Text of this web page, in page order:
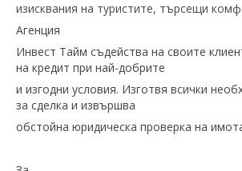
изисквания на туристите, търсещи
Агенция
Инвест Тайм съдейства на своите
на кредит при най-добрите
и изгодни условия. Изготвя всички
за сделка и извършва
обстойна юридическа проверка на